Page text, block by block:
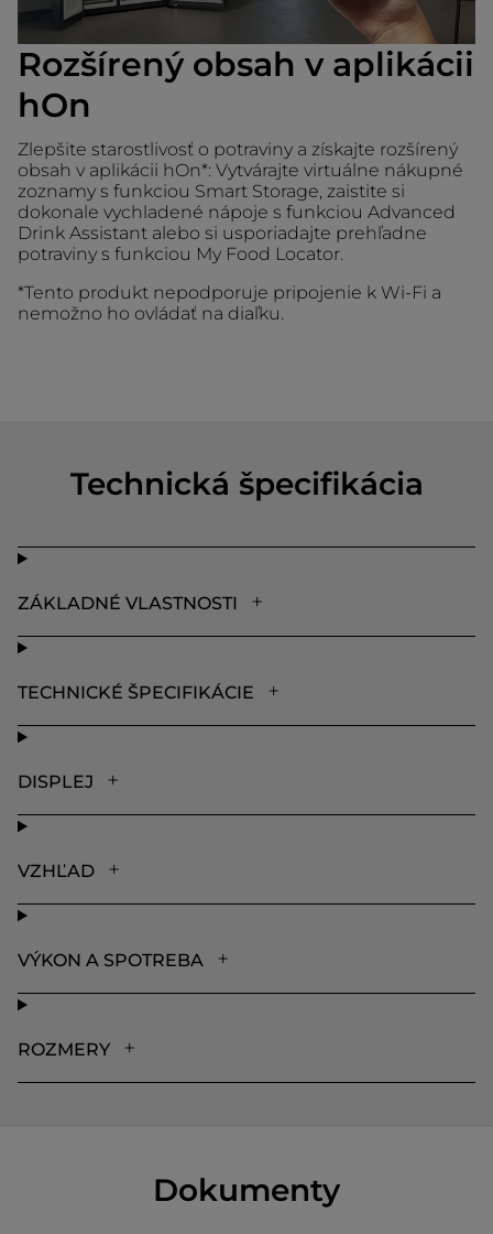
Rozšírený obsah v aplikácii
hOn
Zlepšite starostlivosť o potraviny a získajte rozšírený
obsah v aplikácii hOn*: Vytvárajte virtuálne nákupné
zoznamy s funkciou Smart Storage, zaistite si
dokonale vychladené nápoje s funkciou Advanced
Drink Assistant alebo si usporiadajte prehľadne
potraviny s funkciou My Food Locator.
*Tento produkt nepodporuje pripojenie k Wi-Fi a
nemožno ho ovládať na diaľku.
Technická špecifikácia
ZÁKLADNÉ VLASTNOSTI
TECHNICKÉ ŠPECIFIKÁCIE
DISPLEJ
VZHĽAD
VÝKON A SPOTREBA
ROZMERY
Dokumenty